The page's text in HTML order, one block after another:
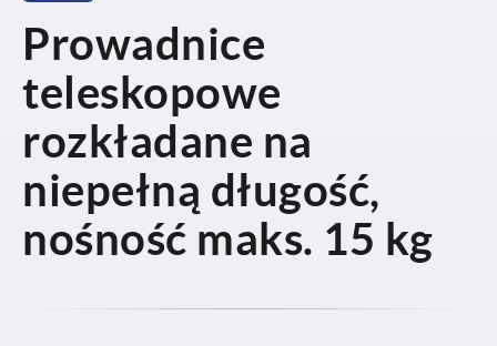
Prowadnice
teleskopowe
rozkładane na
niepełną długość,
nośność maks. 15 kg